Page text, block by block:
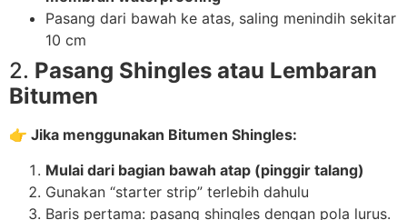
Pasang dari bawah ke atas, saling menindih sekitar
10 cm
2. Pasang Shingles atau Lembaran
Bitumen
👉 Jika menggunakan Bitumen Shingles:
Mulai dari bagian bawah atap (pinggir talang)
Gunakan “starter strip” terlebih dahulu
Baris pertama: pasang shingles dengan pola lurus.